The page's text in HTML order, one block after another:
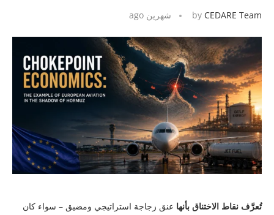
by CEDARE Team شهرين ago
تُعرَّف نقاط الاختناق بأنها عنق زجاجة استراتيجي ومضيق – سواء كان